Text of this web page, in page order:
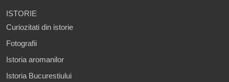
ISTORIE
Curiozitati din istorie
Fotografii
Istoria aromanilor
Istoria Bucurestiului